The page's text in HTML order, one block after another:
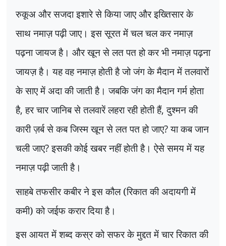
रुकूअ और सजदा इशारे से किया जाए और इख्तिसार के
साथ नमाज़ पढ़ी जाए। इस सूरत में चल चल कर नमाज़
पढ़ना जायज है। और खून से लत पत हो कर भी नमाज़ पढ़ना
जायज़ है। यह वह नमाज़ होती है जो जंग के मैदान में तलवारों
के साए में अदा की जाती है। जबकि जंग का मैदान गर्म होता
है,हर चार जानिब से तलवारें लहरा रही होती हैं,दुश्मन की
कारी ज़र्ब से कब जिस्म खून से लत पत हो जाए?या कब जान
चली जाए?इसकी कोई खबर नहीं होती है। ऐसे समय में यह
नमाज़ पढ़ी जाती है।
साहबे तफसीर कबीर ने इस कौल (रिकात की अदायगी में
कमी) को जईफ करार दिया है।
इस आयत में शब्द कस्र को सफर के मुद्दत में चार रिकात की